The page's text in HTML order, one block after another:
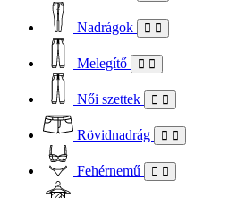
Nadrágok
Melegítő
Női szettek
Rövidnadrág
Fehérnemű